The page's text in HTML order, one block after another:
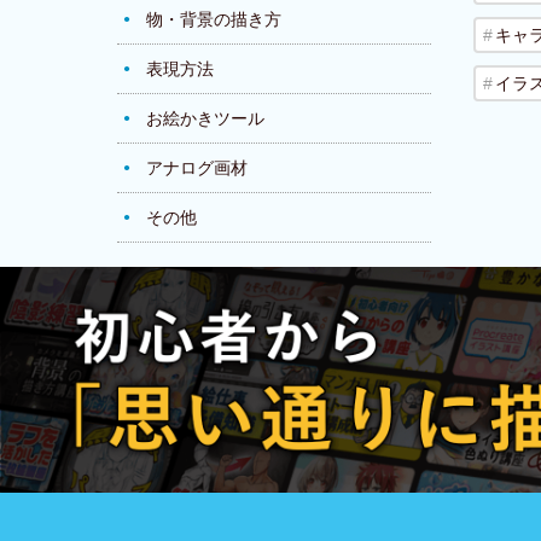
物・背景の描き方
表現方法
お絵かきツール
アナログ画材
その他
キャ
イラ